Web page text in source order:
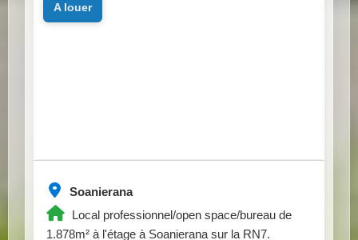
Soanierana
Local professionnel/open space/bureau de
1.878m² à l'étage à Soanierana sur la RN7.
a louer